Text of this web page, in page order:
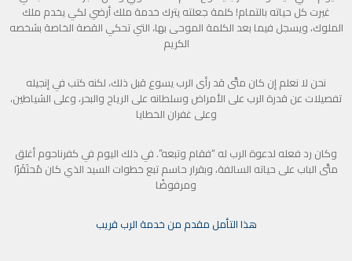
غيرت كل حياته بالتمام! كلمة جعلته يترك خدمة ملك أرضي لكي يخدم ملك
الملوك، ويسجل فيما بعد الكلمة الموحى بها، التي تحكي القصة الخاصة بشخصه
الكريم
نحن لا نعلم إن كان متَّى قد رأى الرب يسوع قبل ذلك، لكنه كتب في إنجيله
تفصيلات عن قدرة الرب على الأمراض وسلطانه على الرياح والبحر، وعلى الشياطين،
وعلى غفران الخطايا
وكان رد فعله لدعوة الرب له “فقام وتبعه”. في ذلك اليوم في كفرناحوم أغلق
متَّى الباب على حياته السالفة، وبقرار حاسم تبع خطوات السيد الذي كان مُحتَقَرًا
ومرفوضًا
هذا التأمل مقدم من خدمة الرب قريب